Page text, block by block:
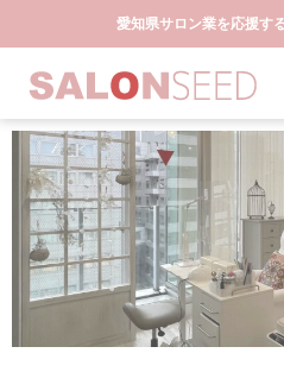
愛知県サロン業を応援す